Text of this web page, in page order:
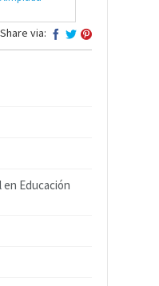
Share via:
Educación